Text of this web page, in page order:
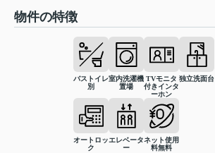
物件の特徴
バストイレ
別
室内洗濯機
置場
TVモニタ
付きインタ
ーホン
独立洗面台
オートロッ
ク
エレベータ
ー
ネット使用
料無料